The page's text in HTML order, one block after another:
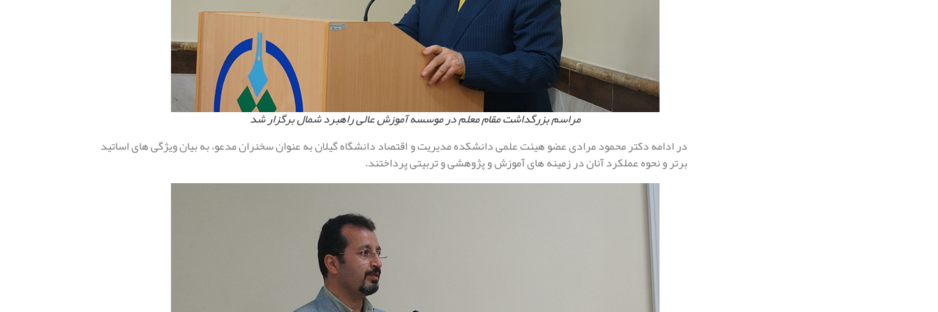
مراسم بزرگداشت مقام معلم در موسسه آموزش عالی راهبرد شمال برگزار شد
در ادامه دکتر محمود مرادی عضو هیئت علمی دانشکده مدیریت و اقتصاد دانشگاه گیلان به عنوان سخنران مدعو، به بیان ویژگی های اساتید
برتر و نحوه عملکرد آنان در زمینه های آموزش و پژوهشی و تربیتی پرداختند.